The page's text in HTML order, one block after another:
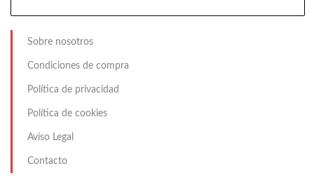
Sobre nosotros
Condiciones de compra
Política de privacidad
Política de cookies
Aviso Legal
Contacto